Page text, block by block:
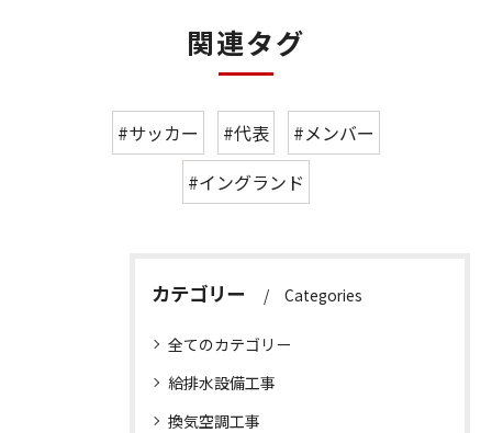
関連タグ
#サッカー #代表
#メンバー
#イングランド
カテゴリー Categories
全てのカテゴリー
給排水設備工事
換気空調工事